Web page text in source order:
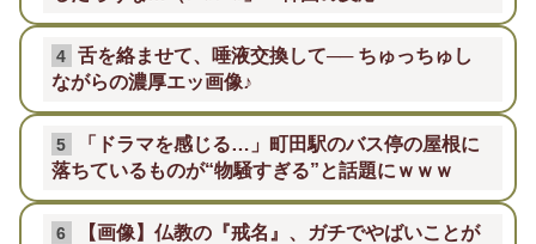
4
舌を絡ませて、唾液交換して── ちゅっちゅし
ながらの濃厚エッ画像♪
5
「ドラマを感じる…」町田駅のバス停の屋根に
落ちているものが“物騒すぎる”と話題にｗｗｗ
6
【画像】仏教の『戒名』、ガチでやばいことが